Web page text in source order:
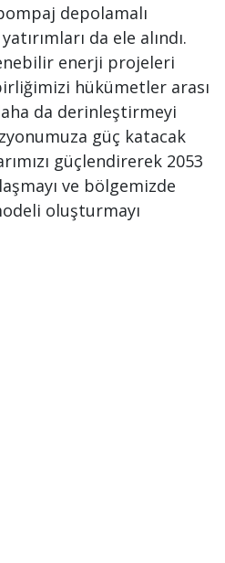
depolamalı
da ele alındı.
enerji projeleri
hükümetler arası
da derinleştirmeyi
güç katacak
güçlendirerek 2053
ve bölgemizde
oluşturmayı